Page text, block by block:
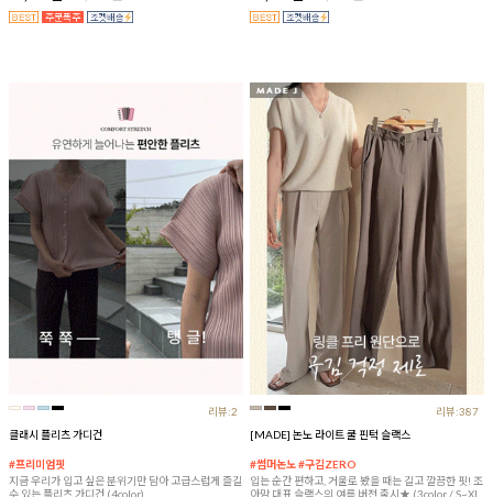
리뷰:2
클래시 플리츠 가디건
#프리미엄핏
지금 우리가 입고 싶은 분위기만 담아 고급스럽게 즐길
수 있는 플리츠 가디건 (4color)
리뷰:387
[MADE] 논노 라이트 쿨 핀턱 슬랙스
#썸머논노 #구김ZERO
입는 순간 편하고, 거울로 봤을 때는 길고 깔끔한 핏! 조
아맘 대표 슬랙스의 여름 버전 출시★ (3color / S~XL